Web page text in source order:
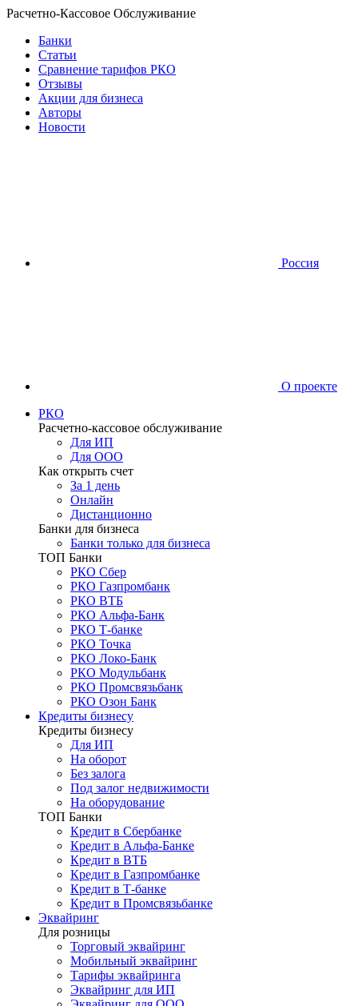
Расчетно-Кассовое Обслуживание
Банки
Статьи
Сравнение тарифов РКО
Отзывы
Акции для бизнеса
Авторы
Новости
Россия
О проекте
РКО
Расчетно-кассовое обслуживание
Для ИП
Для ООО
Как открыть счет
За 1 день
Онлайн
Дистанционно
Банки для бизнеса
Банки только для бизнеса
ТОП Банки
РКО Сбер
РКО Газпромбанк
РКО ВТБ
РКО Альфа-Банк
РКО Т-банке
РКО Точка
РКО Локо-Банк
РКО Модульбанк
РКО Промсвязьбанк
РКО Озон Банк
Кредиты бизнесу
Кредиты бизнесу
Для ИП
На оборот
Без залога
Под залог недвижимости
На оборудование
ТОП Банки
Кредит в Сбербанке
Кредит в Альфа-Банке
Кредит в ВТБ
Кредит в Газпромбанке
Кредит в Т-банке
Кредит в Промсвязьбанке
Эквайринг
Для розницы
Торговый эквайринг
Мобильный эквайринг
Тарифы эквайринга
Эквайринг для ИП